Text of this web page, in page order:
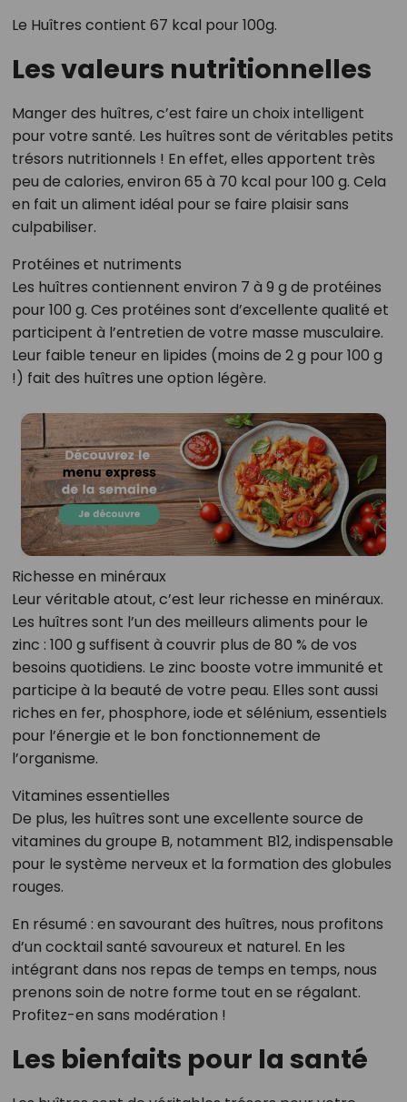
Le Huîtres contient 67 kcal pour 100g.
Les valeurs nutritionnelles
Manger des huîtres, c’est faire un choix intelligent
pour votre santé. Les huîtres sont de véritables petits
trésors nutritionnels ! En effet, elles apportent très
peu de calories, environ 65 à 70 kcal pour 100 g. Cela
en fait un aliment idéal pour se faire plaisir sans
culpabiliser.
Protéines et nutriments
Les huîtres contiennent environ 7 à 9 g de protéines
pour 100 g. Ces protéines sont d’excellente qualité et
participent à l’entretien de votre masse musculaire.
Leur faible teneur en lipides (moins de 2 g pour 100 g
!) fait des huîtres une option légère.
Richesse en minéraux
Leur véritable atout, c’est leur richesse en minéraux.
Les huîtres sont l’un des meilleurs aliments pour le
zinc : 100 g suffisent à couvrir plus de 80 % de vos
besoins quotidiens. Le zinc booste votre immunité et
participe à la beauté de votre peau. Elles sont aussi
riches en fer, phosphore, iode et sélénium, essentiels
pour l’énergie et le bon fonctionnement de
l’organisme.
Vitamines essentielles
De plus, les huîtres sont une excellente source de
vitamines du groupe B, notamment B12, indispensable
pour le système nerveux et la formation des globules
rouges.
En résumé : en savourant des huîtres, nous profitons
d’un cocktail santé savoureux et naturel. En les
intégrant dans nos repas de temps en temps, nous
prenons soin de notre forme tout en se régalant.
Profitez-en sans modération !
Les bienfaits pour la santé